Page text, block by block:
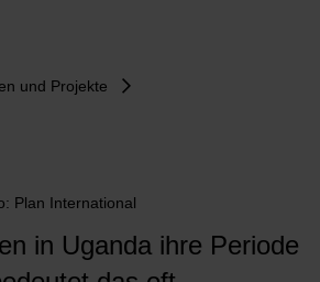
und Projekte
Plan International
in Uganda ihre Periode